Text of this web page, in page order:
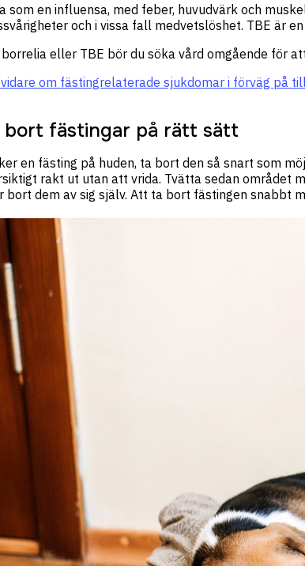
som en influensa, med feber, huvudvärk och
och i vissa fall medvetslöshet. TBE är
eller TBE bör du söka vård omgående för
vidare om fästingrelaterade sjukdomar i förväg på
bort fästingar på rätt sätt
en fästing på huden, ta bort den så snart som
rakt ut utan att vrida. Tvätta sedan området
bort dem av sig själv. Att ta bort fästingen snabbt